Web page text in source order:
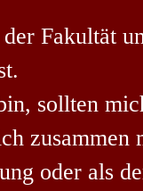
Fakultät
sollten
zusammen
oder als